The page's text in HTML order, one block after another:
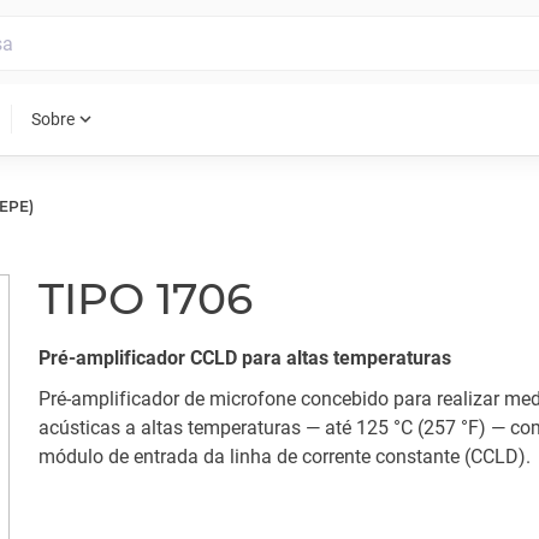
Sobre expand_more
TIPO 1706
Pré-amplificador CCLD para altas temperaturas
Pré-amplificador de microfone concebido para realizar
acústicas a altas temperaturas — até 125 °C (257 °F) —
módulo de entrada da linha de corrente constante (CCLD).